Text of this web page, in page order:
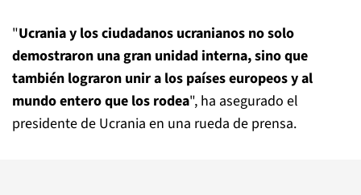
"Ucrania y los ciudadanos ucranianos no solo
demostraron una gran unidad interna, sino que
también lograron unir a los países europeos y al
mundo entero que los rodea", ha asegurado el
presidente de Ucrania en una rueda de prensa.